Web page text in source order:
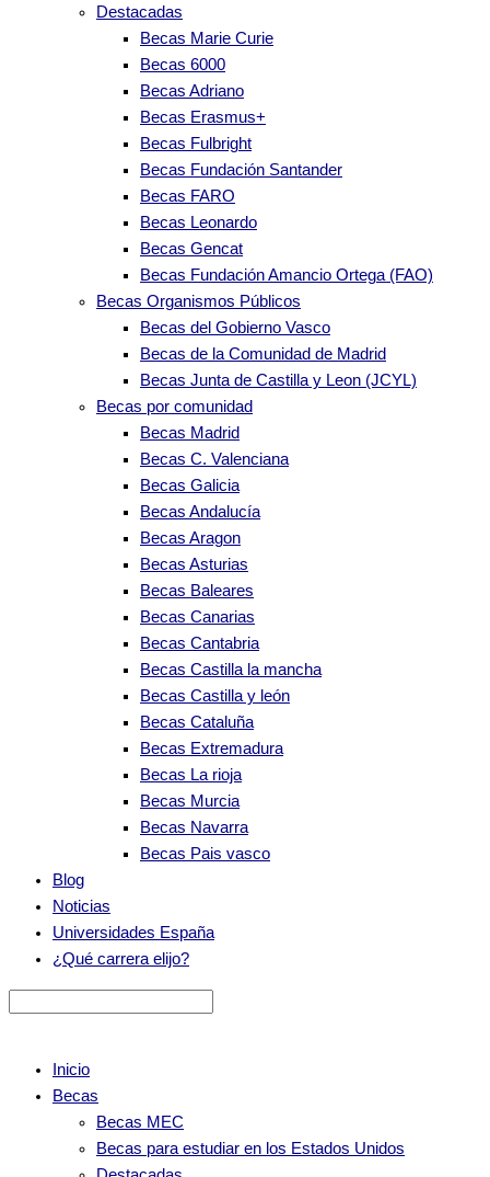
Destacadas
Becas Marie Curie
Becas 6000
Becas Adriano
Becas Erasmus+
Becas Fulbright
Becas Fundación Santander
Becas FARO
Becas Leonardo
Becas Gencat
Becas Fundación Amancio Ortega (FAO)
Becas Organismos Públicos
Becas del Gobierno Vasco
Becas de la Comunidad de Madrid
Becas Junta de Castilla y Leon (JCYL)
Becas por comunidad
Becas Madrid
Becas C. Valenciana
Becas Galicia
Becas Andalucía
Becas Aragon
Becas Asturias
Becas Baleares
Becas Canarias
Becas Cantabria
Becas Castilla la mancha
Becas Castilla y león
Becas Cataluña
Becas Extremadura
Becas La rioja
Becas Murcia
Becas Navarra
Becas Pais vasco
Blog
Noticias
Universidades España
¿Qué carrera elijo?
Inicio
Becas
Becas MEC
Becas para estudiar en los Estados Unidos